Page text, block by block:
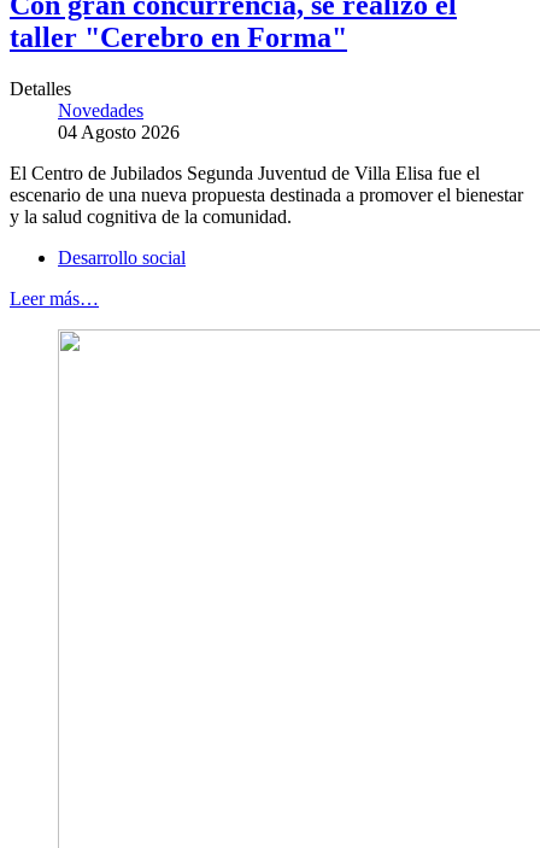
taller "Cerebro en Forma"
Detalles
Novedades
04 Agosto 2026
El Centro de Jubilados Segunda Juventud de Villa Elisa fue el
escenario de una nueva propuesta destinada a promover el bienestar
y la salud cognitiva de la comunidad.
Desarrollo social
Leer más…